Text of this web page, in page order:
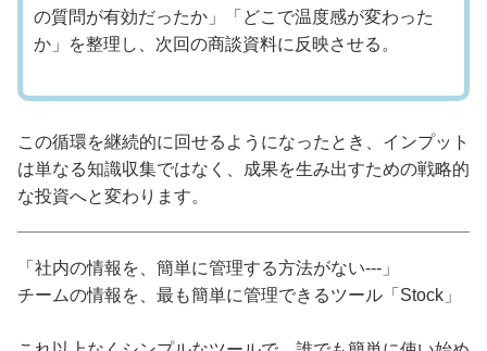
の質問が有効だったか」「どこで温度感が変わった
か」を整理し、次回の商談資料に反映させる。
この循環を継続的に回せるようになったとき、インプット
は単なる知識収集ではなく、成果を生み出すための戦略的
な投資へと変わります。
「社内の情報を、簡単に管理する方法がない---」
チームの情報を、最も簡単に管理できるツール「Stock」